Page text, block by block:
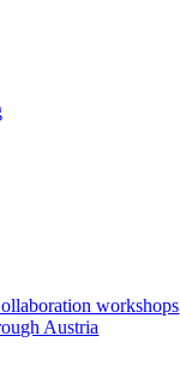
workshops
Austria